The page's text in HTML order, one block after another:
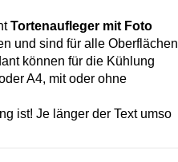
Tortenaufleger mit Foto
und sind für alle Oberflächen
können für die Kühlung
A4, mit oder ohne
ist! Je länger der Text umso